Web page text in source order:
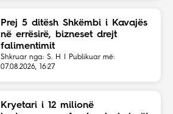
Prej 5 ditësh Shkëmbi i Kavajës
në errësirë, bizneset drejt
falimentimit
Shkruar nga: S. H | Publikuar më:
07.08.2026, 16:27
Kryetari i 12 milionë